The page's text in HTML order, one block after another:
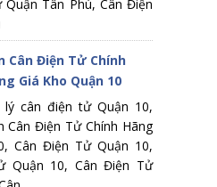
Tân Phú, Cân Điện
Cân Điện Tử Chính
Giá Kho Quận 10
lý cân điện tử Quận 10,
Cân Điện Tử Chính Hãng
Cân Điện Tử Quận 10,
Quận 10, Cân Điện Tử